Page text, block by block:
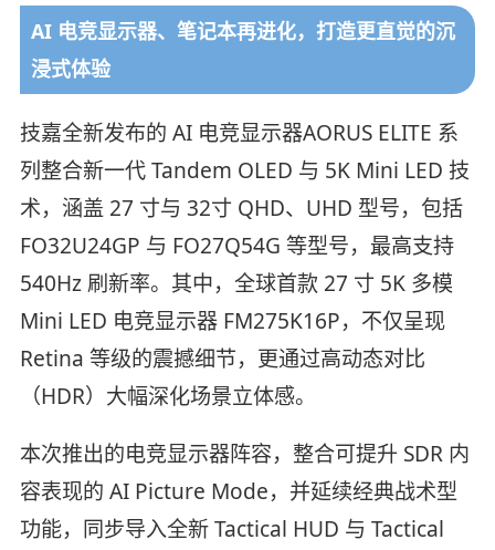
AI 电竞显示器、笔记本再进化，打造更直觉的沉
浸式体验
技嘉全新发布的 AI 电竞显示器AORUS ELITE 系
列整合新一代 Tandem OLED 与 5K Mini LED 技
术，涵盖 27 寸与 32寸 QHD、UHD 型号，包括
FO32U24GP 与 FO27Q54G 等型号，最高支持
540Hz 刷新率。其中，全球首款 27 寸 5K 多模
Mini LED 电竞显示器 FM275K16P，不仅呈现
Retina 等级的震撼细节，更通过高动态对比
（HDR）大幅深化场景立体感。
本次推出的电竞显示器阵容，整合可提升 SDR 内
容表现的 AI Picture Mode，并延续经典战术型
功能，同步导入全新 Tactical HUD 与 Tactical